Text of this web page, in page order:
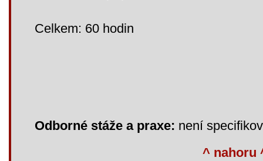
Celkem: 60 hodin
Odborné stáže a praxe: není
^ nahoru